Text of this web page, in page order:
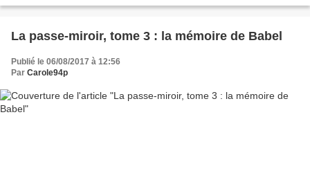
La passe-miroir, tome 3 : la mémoire de Babel
Publié le 06/08/2017 à 12:56
Par Carole94p